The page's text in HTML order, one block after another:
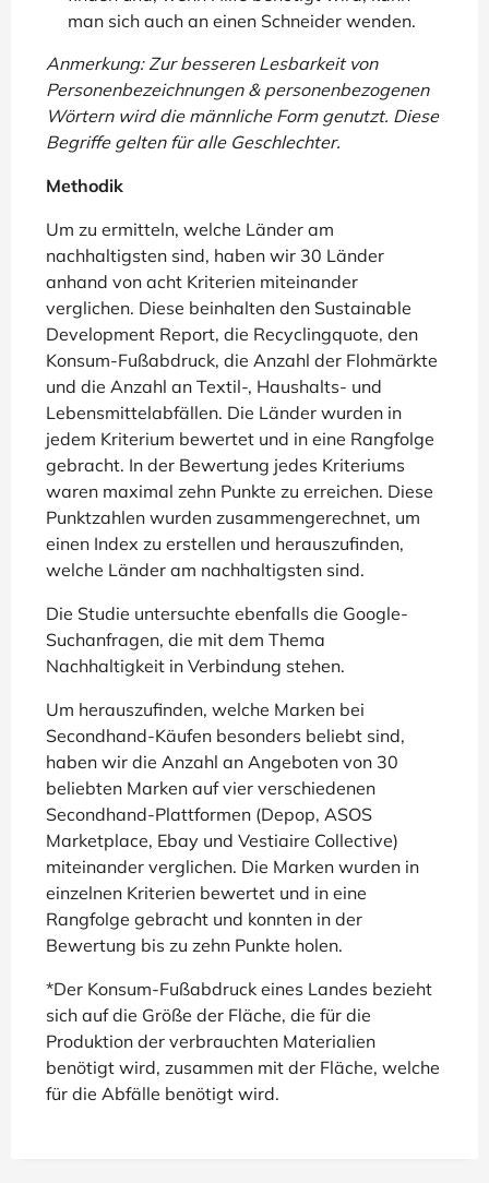
man sich auch an einen Schneider wenden.
Anmerkung: Zur besseren Lesbarkeit von
Personenbezeichnungen & personenbezogenen
Wörtern wird die männliche Form genutzt. Diese
Begriffe gelten für alle Geschlechter.
Methodik
Um zu ermitteln, welche Länder am
nachhaltigsten sind, haben wir 30 Länder
anhand von acht Kriterien miteinander
verglichen. Diese beinhalten den Sustainable
Development Report, die Recyclingquote, den
Konsum-Fußabdruck, die Anzahl der Flohmärkte
und die Anzahl an Textil-, Haushalts- und
Lebensmittelabfällen. Die Länder wurden in
jedem Kriterium bewertet und in eine Rangfolge
gebracht. In der Bewertung jedes Kriteriums
waren maximal zehn Punkte zu erreichen. Diese
Punktzahlen wurden zusammengerechnet, um
einen Index zu erstellen und herauszufinden,
welche Länder am nachhaltigsten sind.
Die Studie untersuchte ebenfalls die Google-
Suchanfragen, die mit dem Thema
Nachhaltigkeit in Verbindung stehen.
Um herauszufinden, welche Marken bei
Secondhand-Käufen besonders beliebt sind,
haben wir die Anzahl an Angeboten von 30
beliebten Marken auf vier verschiedenen
Secondhand-Plattformen (Depop, ASOS
Marketplace, Ebay und Vestiaire Collective)
miteinander verglichen. Die Marken wurden in
einzelnen Kriterien bewertet und in eine
Rangfolge gebracht und konnten in der
Bewertung bis zu zehn Punkte holen.
*Der Konsum-Fußabdruck eines Landes bezieht
sich auf die Größe der Fläche, die für die
Produktion der verbrauchten Materialien
benötigt wird, zusammen mit der Fläche, welche
für die Abfälle benötigt wird.